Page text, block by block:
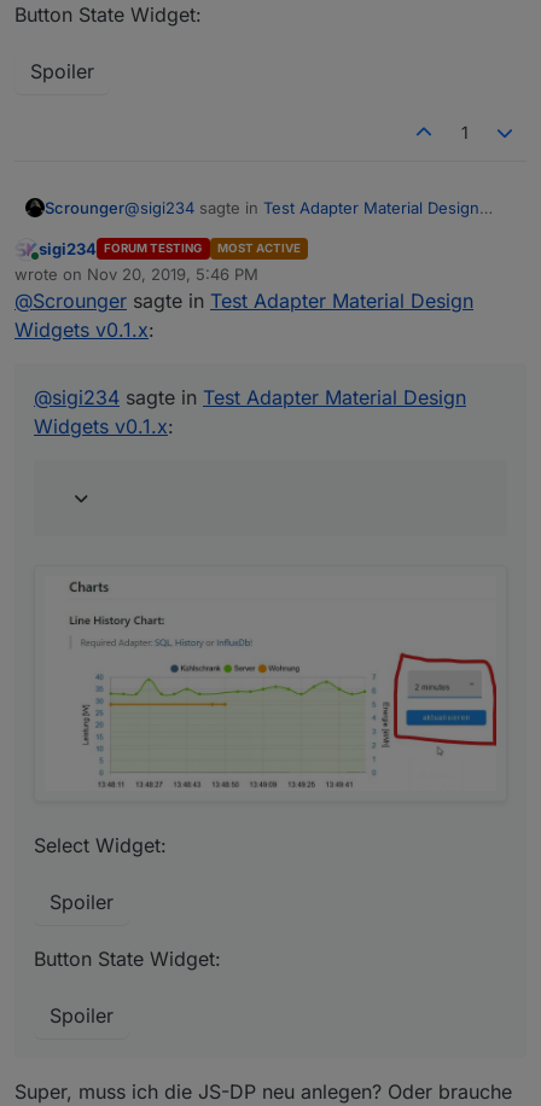
Button State Widget:
Spoiler
1
Scrounger@sigi234 sagte in Test Adapter Material Design
@Scroungersagte in
Design Widgets v0.1.x:
Ok, dachte ich mir. Hab ich schon versucht.
Button State Widget:
Spoiler
Online
sigi234 FORUM TESTING MOST ACTIVE
wrote on Nov 20, 2019, 5:46 PM
last edited by
@Scrounger sagte in Test Adapter Material Design
Widgets v0.1.x:
@sigi234 sagte in Test Adapter Material Design
Widgets v0.1.x:
Select Widget:
Spoiler
Button State Widget:
Spoiler
Super, muss ich die JS-DP neu anlegen? Oder brauche